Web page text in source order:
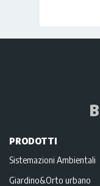
PRODOTTI
Sistemazioni Ambientali
Giardino&Orto urbano